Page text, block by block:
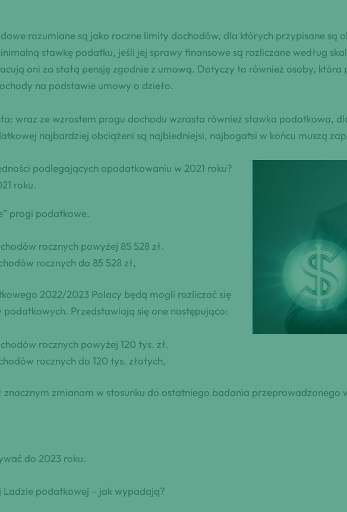
rozumiane są jako roczne limity dochodów, dla których przypisane są
stawkę podatku, jeśli jej sprawy finansowe są rozliczane według
oni za stałą pensję zgodnie z umową. Dotyczy to również osoby,
na podstawie umowy o dzieło.
wraz ze wzrostem progu dochodu wzrasta również stawka podatkowa,
najbardziej obciążeni są najbiedniejsi, najbogatsi w końcu muszą
podlegających opodatkowaniu w 2021 roku?
roku.
progi podatkowe.
rocznych powyżej 85 528 zł.
rocznych do 85 528 zł,
2022/2023 Polacy będą mogli rozliczać się
Przedstawiają się one następująco:
rocznych powyżej 120 tys. zł.
rocznych do 120 tys. złotych,
zmianom w stosunku do ostatniego badania przeprowadzonego
do 2023 roku.
podatkowej – jak wypadają?